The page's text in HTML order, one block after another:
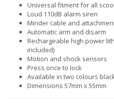
Universal fitment for all
Loud 110dB alarm siren
Minder cable and
Automatic arm and disarm
Rechargeable high power
included)
Motion and shock sensors
Press once to lock
Available in two colours
Dimensions 57mm x 55mm